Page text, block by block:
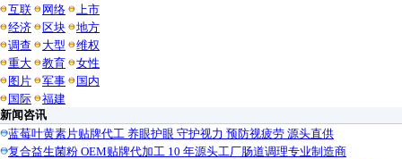
互联
网络
上市
经济
区块
地方
调查
大型
维权
重大
教育
女性
图片
军事
国内
国际
福建
新闻咨讯
蓝莓叶黄素片贴牌代工 养眼护眼 守护视力 预防视疲劳 源头直供
复合益生菌粉 OEM贴牌代加工 10 年源头工厂肠道调理专业制造商